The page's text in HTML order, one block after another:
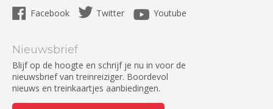
Facebook Twitter Youtube
Nieuwsbrief
Blijf op de hoogte en schrijf je nu in voor de
nieuwsbrief van treinreiziger. Boordevol
nieuws en treinkaartjes aanbiedingen.